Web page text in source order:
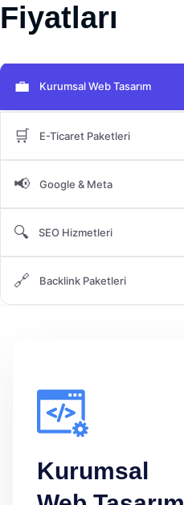
Fiyatları
💼 Kurumsal Web Tasarım
🛒 E-Ticaret Paketleri
📢 Google & Meta
🔍 SEO Hizmetleri
🔗 Backlink Paketleri
Kurumsal